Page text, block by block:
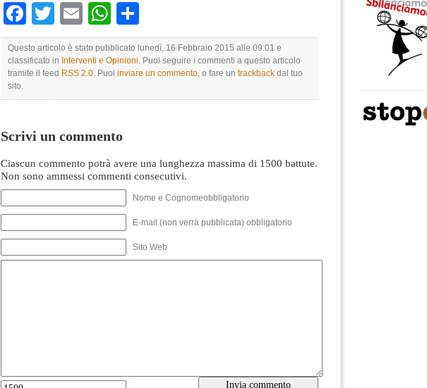
Facebook
TwitterEmailWhatsApp
Questo articolo è stato pubblicato lunedì, 16 Febbraio 2015 alle 09:01 e
classificato in Interventi e Opinioni. Puoi seguire i commenti a questo articolo
tramite il feed RSS 2.0. Puoi inviare un commento, o fare un trackback dal tuo
sito.
Scrivi un commento
Ciascun commento potrà avere una lunghezza massima di 1500 battute.
Non sono ammessi commenti consecutivi.
Nome e Cognomeobbligatorio
E-mail (non verrà pubblicata) obbligatorio
Sito Web